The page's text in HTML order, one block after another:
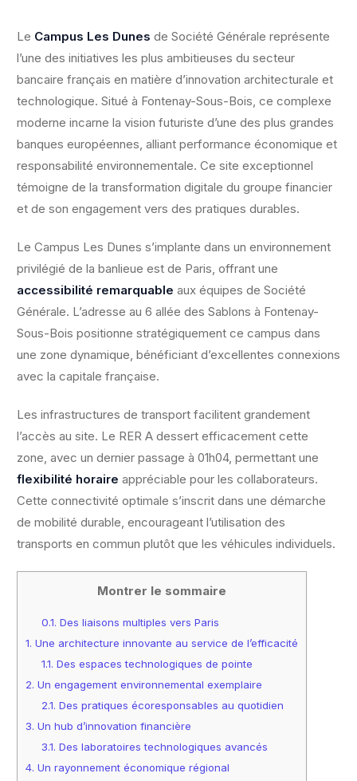
Le Campus Les Dunes de Société Générale représente
l’une des initiatives les plus ambitieuses du secteur
bancaire français en matière d’innovation architecturale et
technologique. Situé à Fontenay-Sous-Bois, ce complexe
moderne incarne la vision futuriste d’une des plus grandes
banques européennes, alliant performance économique et
responsabilité environnementale. Ce site exceptionnel
témoigne de la transformation digitale du groupe financier
et de son engagement vers des pratiques durables.
Le Campus Les Dunes s’implante dans un environnement
privilégié de la banlieue est de Paris, offrant une
accessibilité remarquable aux équipes de Société
Générale. L’adresse au 6 allée des Sablons à Fontenay-
Sous-Bois positionne stratégiquement ce campus dans
une zone dynamique, bénéficiant d’excellentes connexions
avec la capitale française.
Les infrastructures de transport facilitent grandement
l’accès au site. Le RER A dessert efficacement cette
zone, avec un dernier passage à 01h04, permettant une
flexibilité horaire appréciable pour les collaborateurs.
Cette connectivité optimale s’inscrit dans une démarche
de mobilité durable, encourageant l’utilisation des
transports en commun plutôt que les véhicules individuels.
Montrer le sommaire
0.1. Des liaisons multiples vers Paris
1. Une architecture innovante au service de l’efficacité
1.1. Des espaces technologiques de pointe
2. Un engagement environnemental exemplaire
2.1. Des pratiques écoresponsables au quotidien
3. Un hub d’innovation financière
3.1. Des laboratoires technologiques avancés
4. Un rayonnement économique régional